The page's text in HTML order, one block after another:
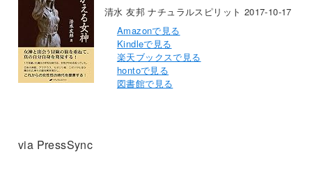
清水 友邦 ナチュラルスピリット 2017-10-17
Amazonで見る
Kindleで見る
楽天ブックスで見る
hontoで見る
図書館で見る
via PressSync